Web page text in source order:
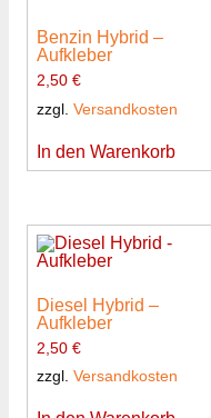
Benzin Hybrid –
Aufkleber
2,50 €
zzgl. Versandkosten
In den Warenkorb
Diesel Hybrid –
Aufkleber
2,50 €
zzgl. Versandkosten